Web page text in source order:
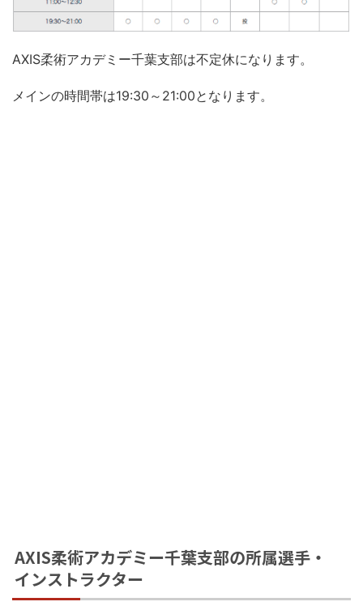
AXIS柔術アカデミー千葉支部は不定休になります。
メインの時間帯は19:30～21:00となります。
AXIS柔術アカデミー千葉支部の所属選手・
インストラクター